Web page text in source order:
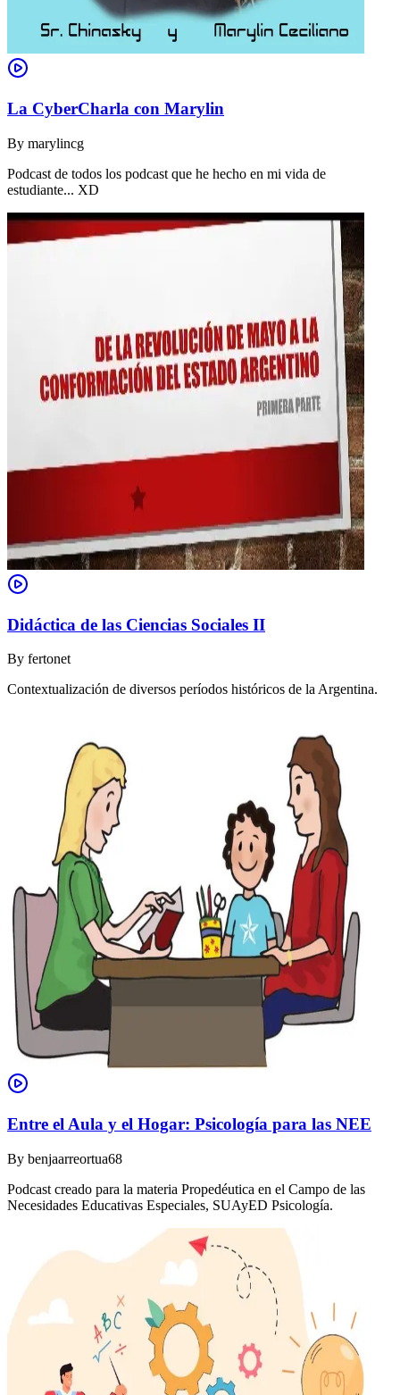
La CyberCharla con Marylin
By marylincg
Podcast de todos los podcast que he hecho en mi vida de
estudiante... XD
Didáctica de las Ciencias Sociales II
By fertonet
Contextualización de diversos períodos históricos de la Argentina.
Entre el Aula y el Hogar: Psicología para las NEE
By benjaarreortua68
Podcast creado para la materia Propedéutica en el Campo de las
Necesidades Educativas Especiales, SUAyED Psicología.